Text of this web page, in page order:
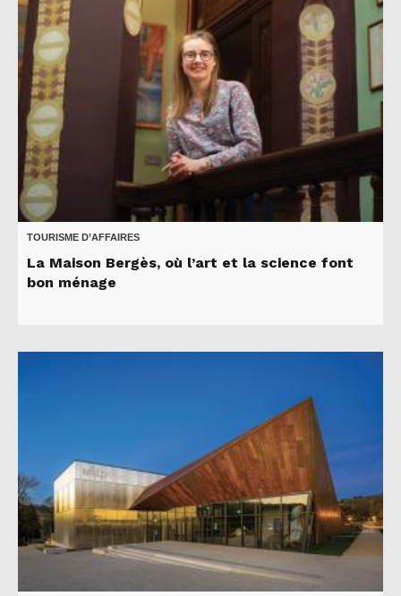
TOURISME D’AFFAIRES
La Maison Bergès, où l’art et la science font
bon ménage